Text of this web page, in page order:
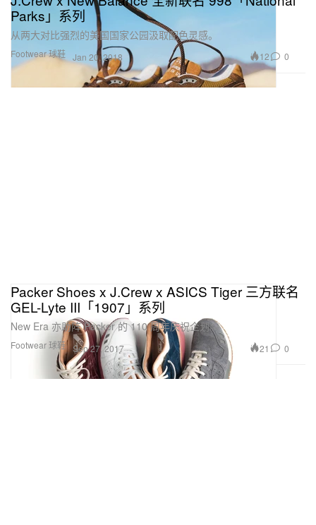
Footwear 球鞋
Parks」系列
从两大对比强烈的美国国家公园汲取配色灵感。
Jan 20, 2018 12 0
Footwear 球鞋
Packer Shoes x J.Crew x ASICS Tiger 三方联名
GEL-Lyte III「1907」系列
New Era 亦助阵 Packer 的 110 周年庆祝企划。
Sep 27, 2017 21 0